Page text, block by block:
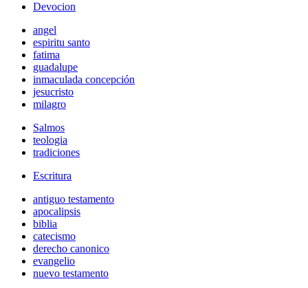
Devocion
angel
espiritu santo
fatima
guadalupe
inmaculada concepción
jesucristo
milagro
Salmos
teologia
tradiciones
Escritura
antiguo testamento
apocalipsis
biblia
catecismo
derecho canonico
evangelio
nuevo testamento